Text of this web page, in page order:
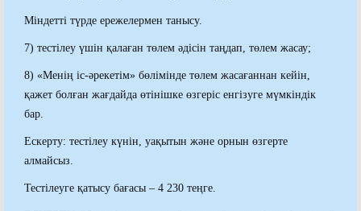
Міндетті түрде ережелермен танысу.
7) тестілеу үшін қалаған төлем әдісін таңдап, төлем жасау;
8) «Менің іс-әрекетім» бөлімінде төлем жасағаннан кейін,
қажет болған жағдайда өтінішке өзгеріс енгізуге мүмкіндік
бар.
Ескерту: тестілеу күнін, уақытын және орнын өзгерте
алмайсыз.
Тестілеуге қатысу бағасы – 4 230 теңге.